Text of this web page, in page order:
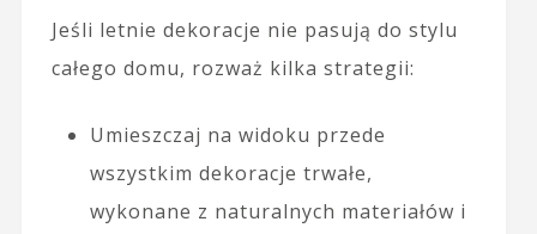
Jeśli letnie dekoracje nie pasują do stylu
całego domu, rozważ kilka strategii:
Umieszczaj na widoku przede
wszystkim dekoracje trwałe,
wykonane z naturalnych materiałów i